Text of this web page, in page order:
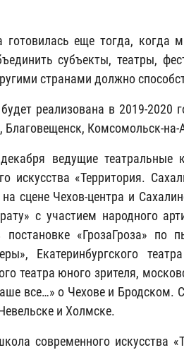
готовилась еще тогда, когда
субъекты, театры,
странами должно
реализована в 2019-2020
Благовещенск, Комсомольск-на-
ведущие театральные
искусства «Территория.
сцене Чехов-центра и
с участием народного
«ГрозаГроза» по
Екатеринбургского
театра юного зрителя,
все…» о Чехове и Бродском.
и Холмске.
современного искусства